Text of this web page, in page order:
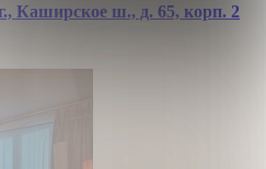
Каширское ш., д. 65, корп. 2